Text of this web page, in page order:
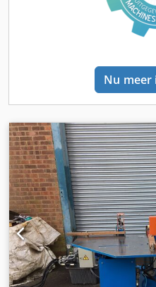
transportband van
Nu